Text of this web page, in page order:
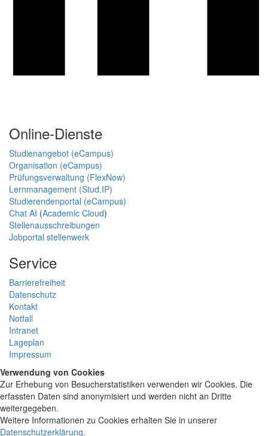
Online-Dienste
Studienangebot (eCampus)
Organisation (eCampus)
Prüfungsverwaltung (FlexNow)
Lernmanagement (Stud.IP)
Studierendenportal (eCampus)
Chat AI (Academic Cloud)
Stellenausschreibungen
Jobportal stellenwerk
Service
Barrierefreiheit
Datenschutz
Kontakt
Notfall
Intranet
Lageplan
Impressum
Verwendung von Cookies
Zur Erhebung von Besucherstatistiken verwenden wir Cookies. Die
erfassten Daten sind anonymisiert und werden nicht an Dritte
weitergegeben.
Weitere Informationen zu Cookies erhalten Sie in unserer
Datenschutzerklärung.